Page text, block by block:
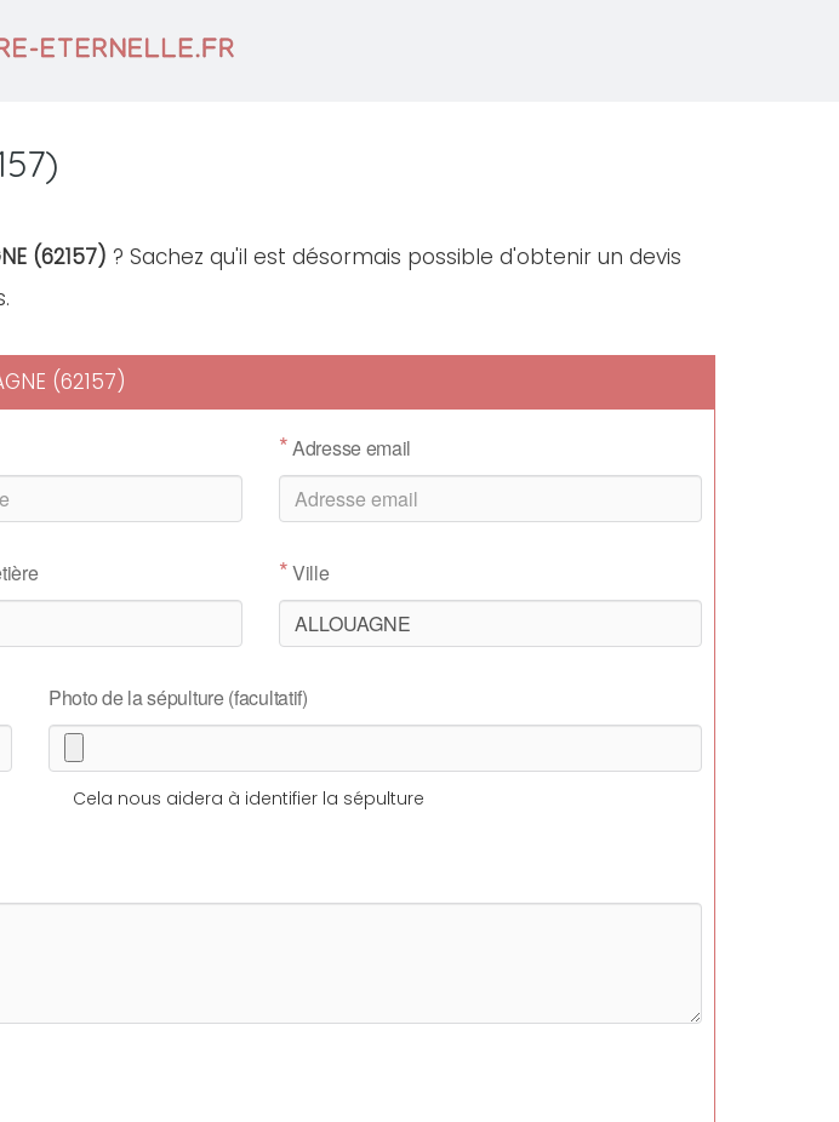
(62157) ? Sachez qu'il est désormais possible d'obtenir un devis
(62157)
*Adresse email
*Ville
Photo de la sépulture (facultatif)
Cela nous aidera à identifier la sépulture